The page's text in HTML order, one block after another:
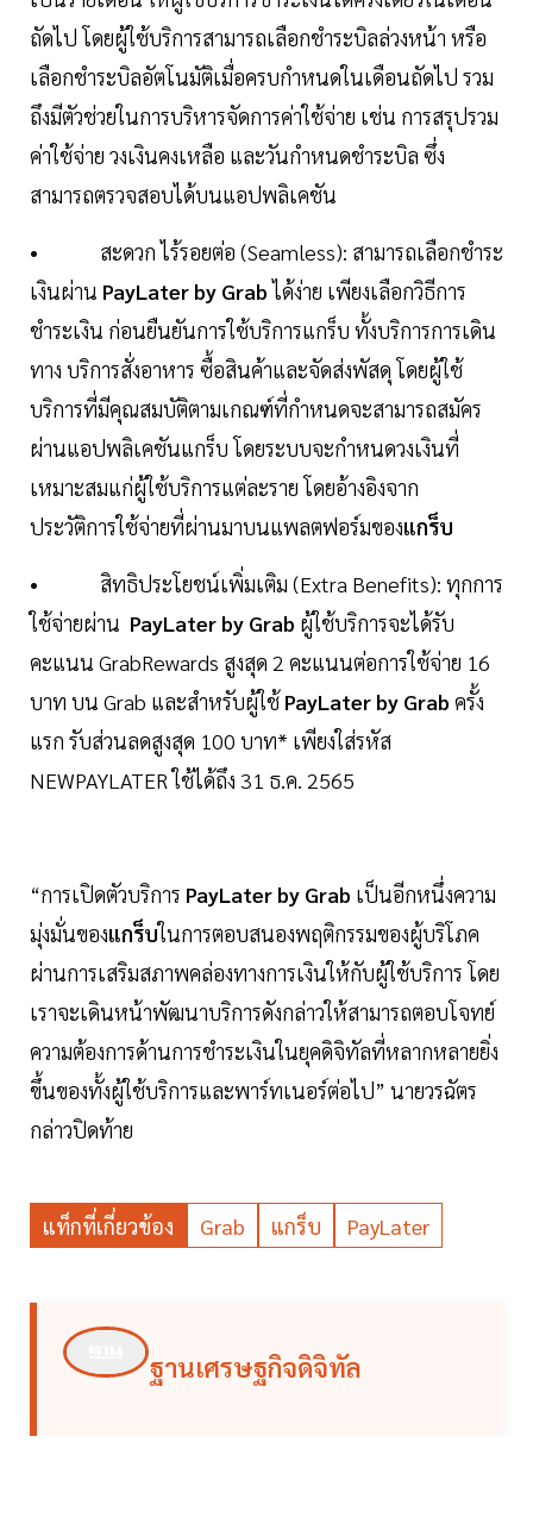
ถัดไป โดยผู้ใช้บริการสามารถเลือกชำระบิลล่วงหน้า หรือ
เลือกชำระบิลอัตโนมัติเมื่อครบกำหนดในเดือนถัดไป รวม
ถึงมีตัวช่วยในการบริหารจัดการค่าใช้จ่าย เช่น การสรุปรวม
ค่าใช้จ่าย วงเงินคงเหลือ และวันกำหนดชำระบิล ซึ่ง
สามารถตรวจสอบได้บนแอปพลิเคชัน
• สะดวก ไร้รอยต่อ (Seamless): สามารถเลือกชำระ
เงินผ่าน PayLater by Grabได้ง่าย เพียงเลือกวิธีการ
ชำระเงิน ก่อนยืนยันการใช้บริการแกร็บ ทั้งบริการการเดิน
ทาง บริการสั่งอาหาร ซื้อสินค้าและจัดส่งพัสดุ โดยผู้ใช้
บริการที่มีคุณสมบัติตามเกณฑ์ที่กำหนดจะสามารถสมัคร
ผ่านแอปพลิเคชันแกร็บ โดยระบบจะกำหนดวงเงินที่
เหมาะสมแก่ผู้ใช้บริการแต่ละราย โดยอ้างอิงจาก
ประวัติการใช้จ่ายที่ผ่านมาบนแพลตฟอร์มของแกร็บ
• สิทธิประโยชน์เพิ่มเติม (Extra Benefits): ทุกการ
ใช้จ่ายผ่าน PayLater by Grab ผู้ใช้บริการจะได้รับ
คะแนน GrabRewards สูงสุด 2 คะแนนต่อการใช้จ่าย 16
บาท บน Grab และสำหรับผู้ใช้PayLater by Grab ครั้ง
แรก รับส่วนลดสูงสุด 100 บาท* เพียงใส่รหัส
NEWPAYLATER ใช้ได้ถึง 31 ธ.ค. 2565
“การเปิดตัวบริการ PayLater by Grab เป็นอีกหนึ่งความ
มุ่งมั่นของแกร็บในการตอบสนองพฤติกรรมของผู้บริโภค
ผ่านการเสริมสภาพคล่องทางการเงินให้กับผู้ใช้บริการ โดย
เราจะเดินหน้าพัฒนาบริการดังกล่าวให้สามารถตอบโจทย์
ความต้องการด้านการชำระเงินในยุคดิจิทัลที่หลากหลายยิ่ง
ขึ้นของทั้งผู้ใช้บริการและพาร์ทเนอร์ต่อไป” นายวรฉัตร
กล่าวปิดท้าย
แท็กที่เกี่ยวข้อง Grab แกร็บ PayLater
ฐานเศรษฐกิจดิจิทัล